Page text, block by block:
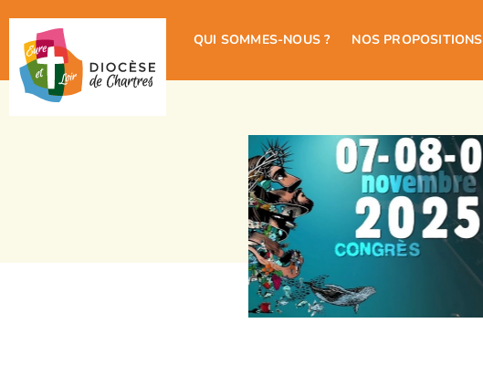
QUI SOMMES-NOUS ? NOS PROPOSITIONS